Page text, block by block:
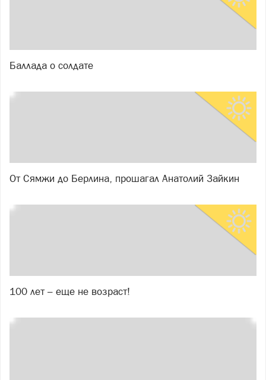
Баллада о солдате
От Сямжи до Берлина, прошагал Анатолий Зайкин
100 лет – еще не возраст!